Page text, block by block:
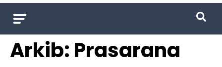
Arkib: Prasarana